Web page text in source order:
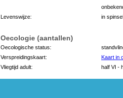
Levenswijze:
in
Oecologie (aantallen)
Oecologische status:
Verspreidingskaart:
Kaart in
Vliegtijd adult:
half VI -